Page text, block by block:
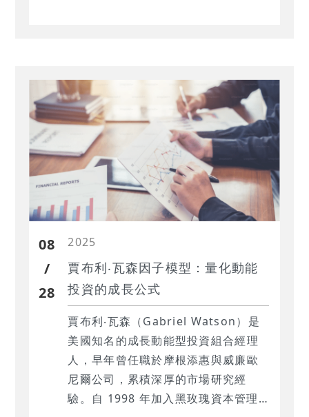
心理與嚴謹數據的選股方法。我們將
驗證這套策略如何將模糊的投資諺
語，轉化為具備高度紀律與重複性的
獲利模組。
08
/
28
2025
賈布利‧瓦森因子模型：量化動能
投資的成長公式
賈布利‧瓦森（Gabriel Watson）是
美國知名的成長動能型投資組合經理
人，早年曾任職於摩根添惠與威廉歐
尼爾公司，累積深厚的市場研究經
驗。自 1998 年加入黑玫瑰資本管理